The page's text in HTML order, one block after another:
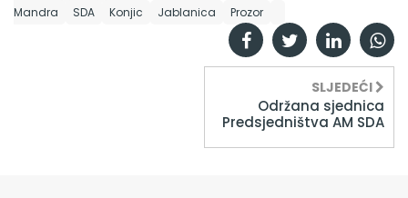
Mandra
SDA Konjic Jablanica Prozor
SLJEDEĆI
Održana sjednica
Predsjedništva AM SDA